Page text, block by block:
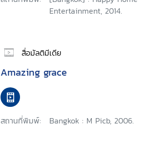
Entertainment, 2014.
สื่อมัลติมีเดีย
Amazing grace
สถานที่พิมพ์: Bangkok : M Picb, 2006.